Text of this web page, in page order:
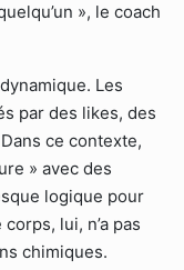
», le coach
Les
par des likes, des
ce contexte,
» avec des
logique pour
lui, n’a pas
chimiques.